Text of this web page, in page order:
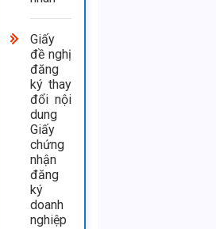
Giấy
đề nghị
đăng
ký thay
đổi nội
dung
Giấy
chứng
nhận
đăng
ký
doanh
nghiệp